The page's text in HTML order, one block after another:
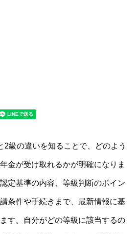
2級の違いを知ることで、どのよう
金が受け取れるかが明確になりま
定基準の内容、等級判断のポイン
条件や手続きまで、最新情報に基
す。自分がどの等級に該当するの